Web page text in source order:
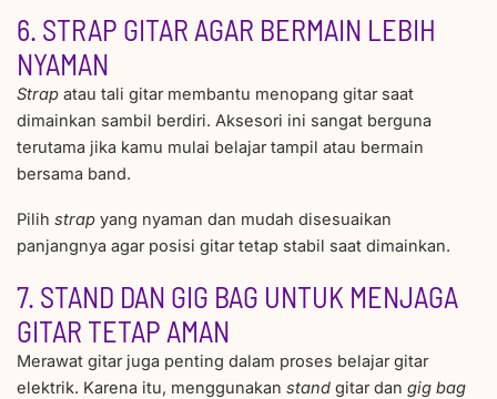
6. STRAP GITAR AGAR BERMAIN LEBIH
NYAMAN
Strapatau tali gitar membantu menopang gitar saat
dimainkan sambil berdiri. Aksesori ini sangat berguna
terutama jika kamu mulai belajar tampil atau bermain
bersama band.
Pilih strapyang nyaman dan mudah disesuaikan
panjangnya agar posisi gitar tetap stabil saat dimainkan.
7. STAND DAN GIG BAG UNTUK MENJAGA
GITAR TETAP AMAN
Merawat gitar juga penting dalam proses belajar gitar
elektrik. Karena itu, menggunakan standgitar dan gig bag